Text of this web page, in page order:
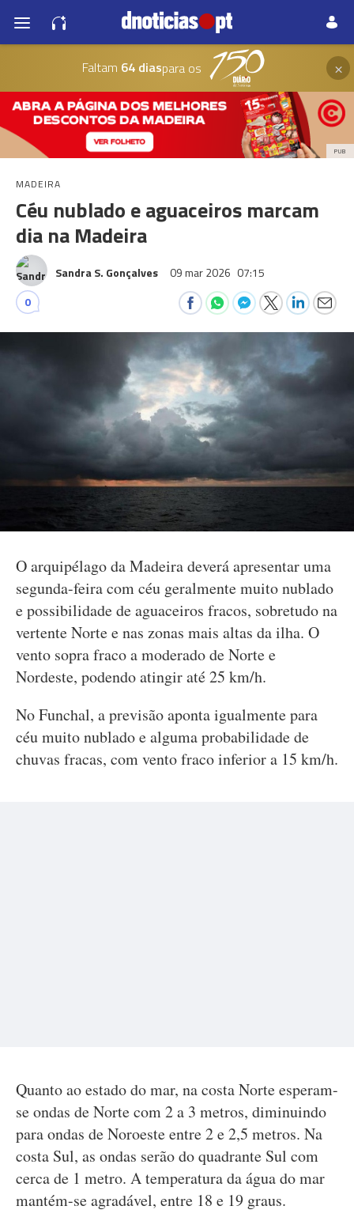
Faltam 64 diaspara os ×
PUB
MADEIRA
Céu nublado e aguaceiros marcam
dia na Madeira
Sandra S. Gonçalves 09 mar 2026 07:15
0
O arquipélago da Madeira deverá apresentar uma
segunda-feira com céu geralmente muito nublado
e possibilidade de aguaceiros fracos, sobretudo na
vertente Norte e nas zonas mais altas da ilha. O
vento sopra fraco a moderado de Norte e
Nordeste, podendo atingir até 25 km/h.
No Funchal, a previsão aponta igualmente para
céu muito nublado e alguma probabilidade de
chuvas fracas, com vento fraco inferior a 15 km/h.
Quanto ao estado do mar, na costa Norte esperam-
se ondas de Norte com 2 a 3 metros, diminuindo
para ondas de Noroeste entre 2 e 2,5 metros. Na
costa Sul, as ondas serão do quadrante Sul com
cerca de 1 metro. A temperatura da água do mar
mantém-se agradável, entre 18 e 19 graus.